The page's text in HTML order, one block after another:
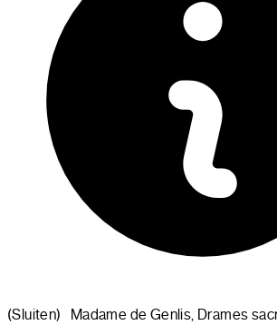
(Sluiten)
Madame de Genlis, Drames